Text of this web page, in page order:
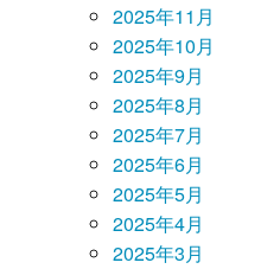
2025年11月
2025年10月
2025年9月
2025年8月
2025年7月
2025年6月
2025年5月
2025年4月
2025年3月